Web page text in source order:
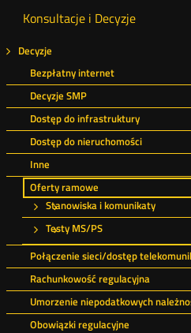
Konsultacje i Decyzje
Decyzje
Bezpłatny internet
Decyzje SMP
Dostęp do infrastruktury
Dostęp do nieruchomości
Inne
Oferty ramowe
Stanowiska i komunikaty
Testy MS/PS
Połączenie sieci/dostęp
Rachunkowość regulacyjna
Umorzenie niepodatkowych
Obowiązki regulacyjne